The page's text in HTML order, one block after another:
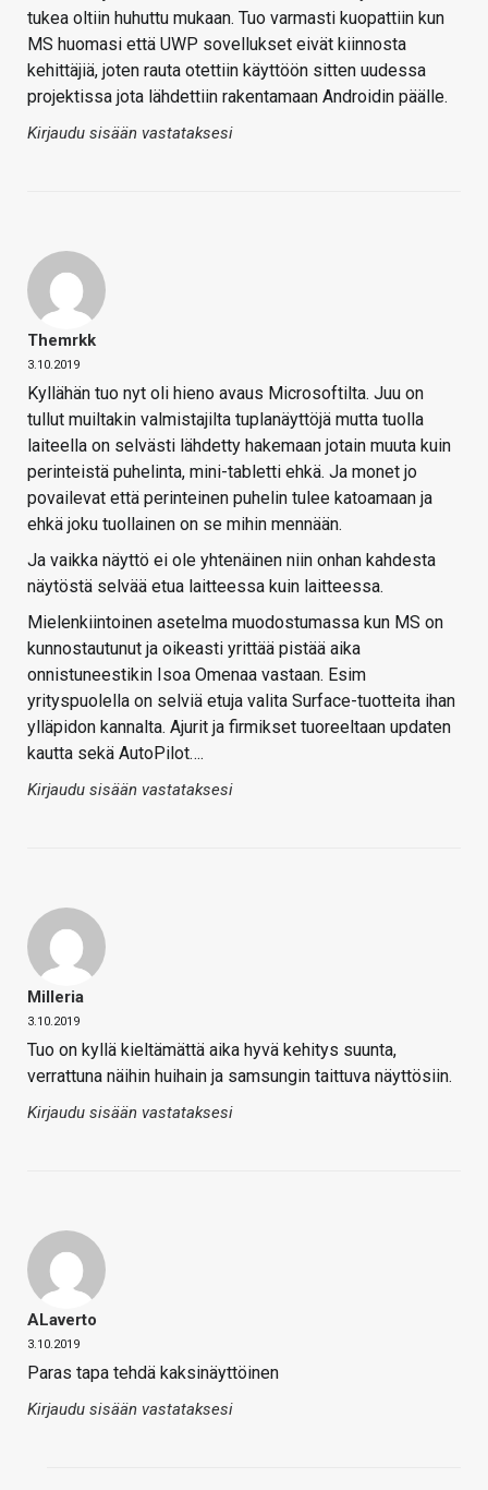
tukea oltiin huhuttu mukaan. Tuo varmasti kuopattiin kun
MS huomasi että UWP sovellukset eivät kiinnosta
kehittäjiä, joten rauta otettiin käyttöön sitten uudessa
projektissa jota lähdettiin rakentamaan Androidin päälle.
Kirjaudu sisään vastataksesi
Themrkk
3.10.2019
Kyllähän tuo nyt oli hieno avaus Microsoftilta. Juu on
tullut muiltakin valmistajilta tuplanäyttöjä mutta tuolla
laiteella on selvästi lähdetty hakemaan jotain muuta kuin
perinteistä puhelinta, mini-tabletti ehkä. Ja monet jo
povailevat että perinteinen puhelin tulee katoamaan ja
ehkä joku tuollainen on se mihin mennään.
Ja vaikka näyttö ei ole yhtenäinen niin onhan kahdesta
näytöstä selvää etua laitteessa kuin laitteessa.
Mielenkiintoinen asetelma muodostumassa kun MS on
kunnostautunut ja oikeasti yrittää pistää aika
onnistuneestikin Isoa Omenaa vastaan. Esim
yrityspuolella on selviä etuja valita Surface-tuotteita ihan
ylläpidon kannalta. Ajurit ja firmikset tuoreeltaan updaten
kautta sekä AutoPilot….
Kirjaudu sisään vastataksesi
Milleria
3.10.2019
Tuo on kyllä kieltämättä aika hyvä kehitys suunta,
verrattuna näihin huihain ja samsungin taittuva näyttösiin.
Kirjaudu sisään vastataksesi
ALaverto
3.10.2019
Paras tapa tehdä kaksinäyttöinen
Kirjaudu sisään vastataksesi